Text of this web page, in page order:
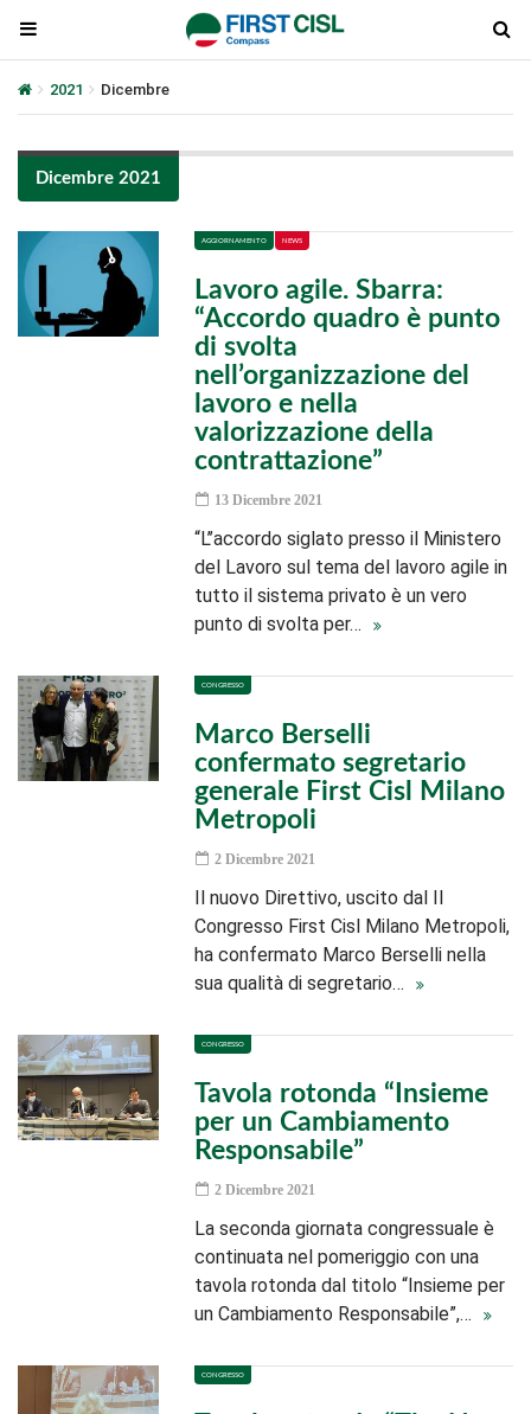
2021 Dicembre
Dicembre 2021
AGGIORNAMENTO NEWS
Lavoro agile. Sbarra:
“Accordo quadro è punto
di svolta
nell’organizzazione del
lavoro e nella
valorizzazione della
contrattazione”
13 Dicembre 2021
“L’’accordo siglato presso il Ministero
del Lavoro sul tema del lavoro agile in
tutto il sistema privato è un vero
punto di svolta per…
CONGRESSO
Marco Berselli
confermato segretario
generale First Cisl Milano
Metropoli
2 Dicembre 2021
Il nuovo Direttivo, uscito dal II
Congresso First Cisl Milano Metropoli,
ha confermato Marco Berselli nella
sua qualità di segretario…
CONGRESSO
Tavola rotonda “Insieme
per un Cambiamento
Responsabile”
2 Dicembre 2021
La seconda giornata congressuale è
continuata nel pomeriggio con una
tavola rotonda dal titolo “Insieme per
un Cambiamento Responsabile”,…
CONGRESSO